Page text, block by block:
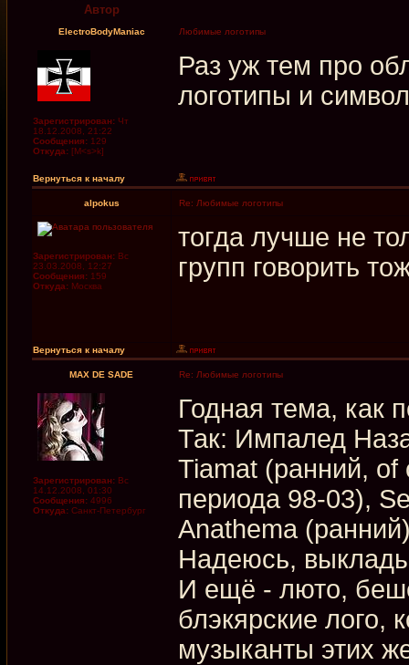
Автор
ElectroBodyManiac Любимые логотипы
Зарегистрирован: Чт
18.12.2008, 21:22
Сообщения: 129
Откуда: [M<s>k]
Раз уж тем про
логотипы и
Вернуться к началу
alpokus Re: Любимые логотипы
Зарегистрирован: Вс
23.03.2008, 12:27
Сообщения: 159
Откуда: Москва
тогда лучше не
групп говорить
Вернуться к началу
MAX DE SADE Re: Любимые логотипы
Зарегистрирован: Вс
14.12.2008, 01:30
Сообщения: 4996
Откуда: Санкт-Петербург
Годная тема, как
Так: Импалед
Tiamat (ранний, of
периода 98-03),
Anathema
Надеюсь,
И ещё - люто,
блэкярские лого,
музыканты этих